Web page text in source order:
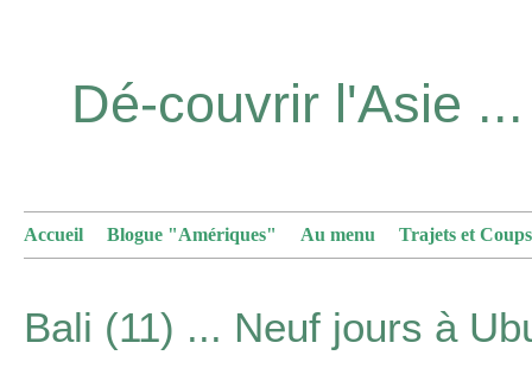
Accueil Blogue "Amériques" Au menu Trajets et
Bali (11) ... Neuf jours à